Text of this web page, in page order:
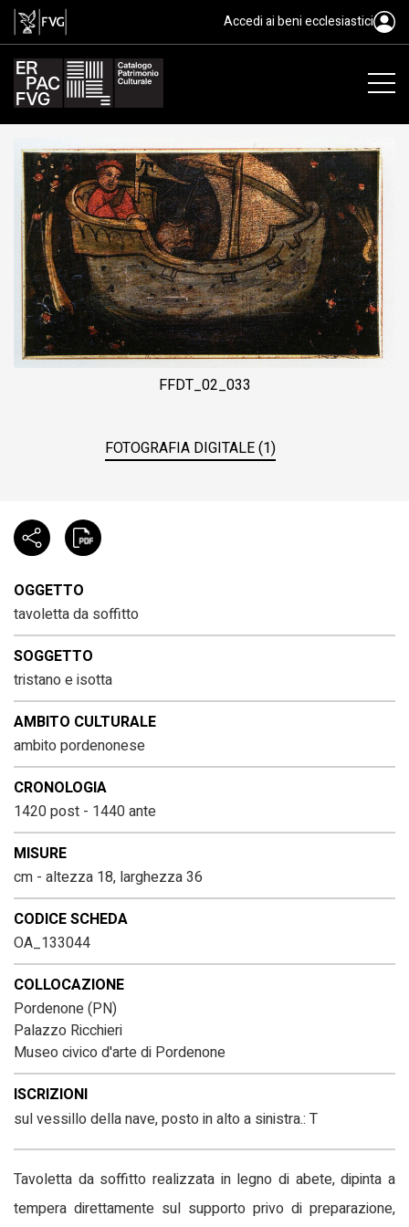
tavoletta da soffitto, ambito
Accedi ai beni ecclesiastici
FFDT_02_033
FOTOGRAFIA DIGITALE (1)
OGGETTO
tavoletta da soffitto
SOGGETTO
tristano e isotta
AMBITO CULTURALE
ambito pordenonese
CRONOLOGIA
1420 post - 1440 ante
MISURE
cm - altezza 18, larghezza 36
CODICE SCHEDA
OA_133044
COLLOCAZIONE
Pordenone (PN)
Palazzo Ricchieri
Museo civico d'arte di Pordenone
ISCRIZIONI
sul vessillo della nave, posto in alto a sinistra.: T
Tavoletta da soffitto realizzata in legno di abete, dipinta a
tempera direttamente sul supporto privo di preparazione,